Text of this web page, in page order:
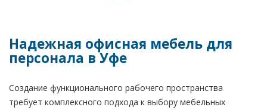
Надежная офисная мебель для
персонала в Уфе
Создание функционального рабочего пространства
требует комплексного подхода к выбору мебельных